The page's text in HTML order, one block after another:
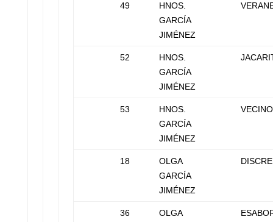
49
HNOS.
GARCÍA
JIMÉNEZ
52
HNOS.
GARCÍA
JIMÉNEZ
53
HNOS.
GARCÍA
JIMÉNEZ
VECINO
18
OLGA
GARCÍA
JIMÉNEZ
36
OLGA